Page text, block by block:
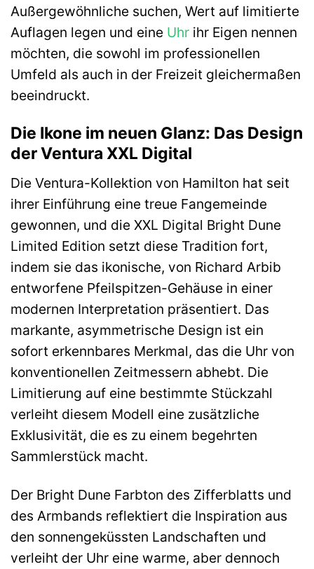
Außergewöhnliche suchen, Wert auf limitierte
Auflagen legen und eine Uhr ihr Eigen nennen
möchten, die sowohl im professionellen
Umfeld als auch in der Freizeit gleichermaßen
beeindruckt.
Die Ikone im neuen Glanz: Das Design
der Ventura XXL Digital
Die Ventura-Kollektion von Hamilton hat seit
ihrer Einführung eine treue Fangemeinde
gewonnen, und die XXL Digital Bright Dune
Limited Edition setzt diese Tradition fort,
indem sie das ikonische, von Richard Arbib
entworfene Pfeilspitzen-Gehäuse in einer
modernen Interpretation präsentiert. Das
markante, asymmetrische Design ist ein
sofort erkennbares Merkmal, das die Uhr von
konventionellen Zeitmessern abhebt. Die
Limitierung auf eine bestimmte Stückzahl
verleiht diesem Modell eine zusätzliche
Exklusivität, die es zu einem begehrten
Sammlerstück macht.
Der Bright Dune Farbton des Zifferblatts und
des Armbands reflektiert die Inspiration aus
den sonnengeküssten Landschaften und
verleiht der Uhr eine warme, aber dennoch